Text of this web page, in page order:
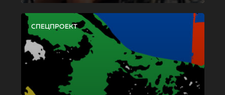
СПЕЦПРОЕКТ